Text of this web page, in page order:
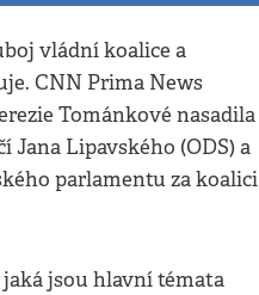
vládní koalice a
CNN Prima News
Tománkové nasadila
Jana Lipavského (ODS) a
parlamentu za koalici
jsou hlavní témata